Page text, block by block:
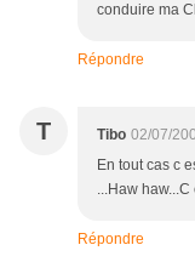
conduire ma
Répondre
T Tibo 02/07/
En tout cas c
...Haw
Répondre